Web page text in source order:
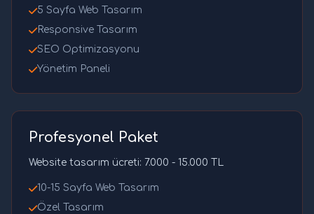
5 Sayfa Web Tasarım
Responsive Tasarım
SEO Optimizasyonu
Yönetim Paneli
Profesyonel Paket
Website tasarım ücreti: 7.000 - 15.000 TL
10-15 Sayfa Web Tasarım
Özel Tasarım